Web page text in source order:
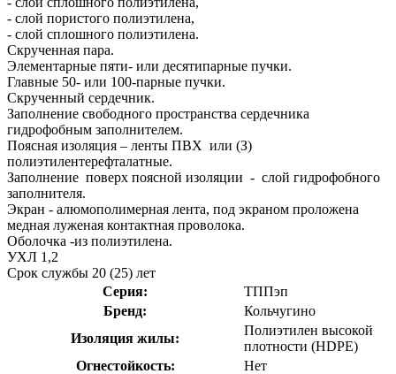
- слой пористого полиэтилена,
- слой сплошного полиэтилена.
Скрученная пара.
Элементарные пяти- или десятипарные пучки.
Главные 50- или 100-парные пучки.
Скрученный сердечник.
Заполнение свободного пространства сердечника
гидрофобным заполнителем.
Поясная изоляция – ленты ПВХ или (З)
полиэтилентерефталатные.
Заполнение поверх поясной изоляции - слой гидрофобного
заполнителя.
Экран - алюмополимерная лента, под экраном проложена
медная луженая контактная проволока.
Оболочка -из полиэтилена.
УХЛ 1,2
Срок службы 20 (25) лет
Серия:
ТППэп
Бренд:
Кольчугино
Изоляция жилы:
Полиэтилен высокой
плотности (HDPE)
Огнестойкость:
Нет